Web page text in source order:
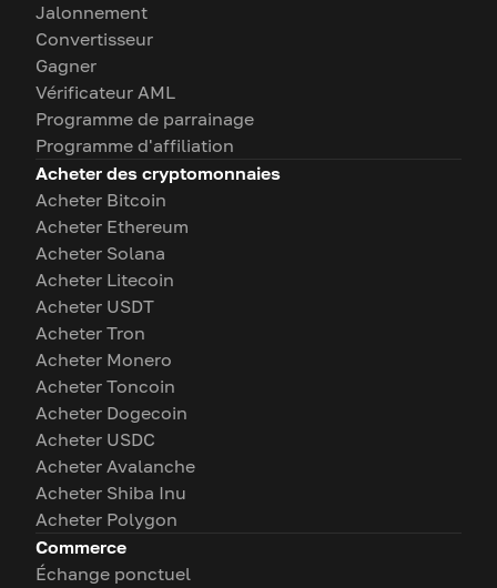
Jalonnement
Convertisseur
Gagner
Vérificateur AML
Programme de parrainage
Programme d'affiliation
Acheter des cryptomonnaies
Acheter Bitcoin
Acheter Ethereum
Acheter Solana
Acheter Litecoin
Acheter USDT
Acheter Tron
Acheter Monero
Acheter Toncoin
Acheter Dogecoin
Acheter USDC
Acheter Avalanche
Acheter Shiba Inu
Acheter Polygon
Commerce
Échange ponctuel